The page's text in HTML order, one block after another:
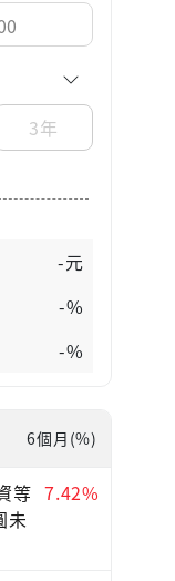
3年
-元
-%
-%
6個月(%)
等
未
7.42%